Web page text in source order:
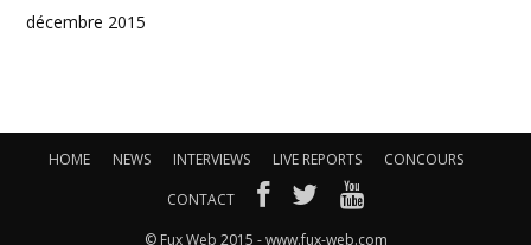
décembre 2015
HOME NEWS INTERVIEWS LIVE REPORTS
CONCOURS
CONTACT
© Fux Web 2015 - www.fux-web.com